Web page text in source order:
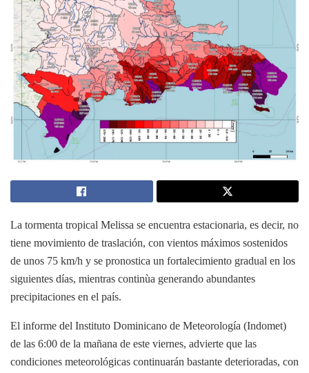
La tormenta tropical Melissa se encuentra estacionaria, es decir, no
tiene movimiento de traslación, con vientos máximos sostenidos
de unos 75 km/h y se pronostica un fortalecimiento gradual en los
siguientes días, mientras continùa generando abundantes
precipitaciones en el país.
El informe del Instituto Dominicano de Meteorología (Indomet)
de las 6:00 de la mañana de este viernes, advierte que las
condiciones meteorológicas continuarán bastante deterioradas, con